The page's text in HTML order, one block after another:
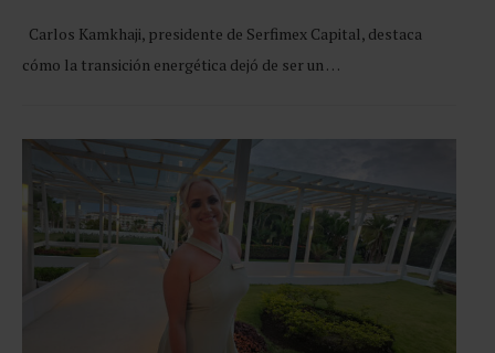
Carlos Kamkhaji, presidente de Serfimex Capital, destaca
cómo la transición energética dejó de ser un …